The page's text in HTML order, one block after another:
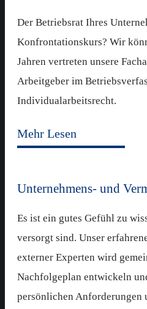
Der Betriebsrat Ihres
Konfrontationskurs? Wir
Jahren vertreten unsere
Arbeitgeber im
Individualarbeitsrecht.
Mehr Lesen
Unternehmens- und
Es ist ein gutes Gefühl zu
versorgt sind. Unser
externer Experten wird
Nachfolgeplan entwickeln
persönlichen Anforderungen